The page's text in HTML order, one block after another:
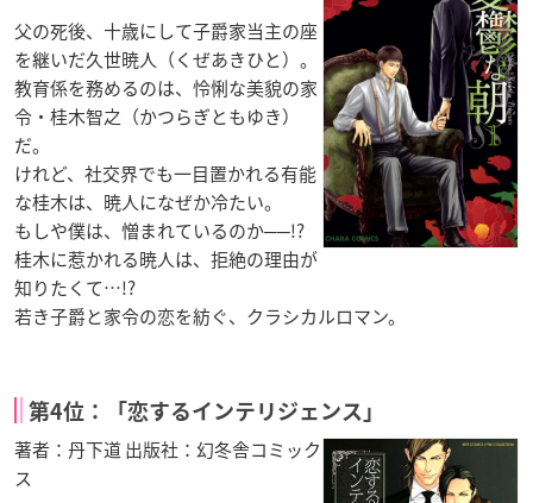
父の死後、十歳にして子爵家当主の座
を継いだ久世暁人（くぜあきひと）。
教育係を務めるのは、怜悧な美貌の家
令・桂木智之（かつらぎともゆき）
だ。
けれど、社交界でも一目置かれる有能
な桂木は、暁人になぜか冷たい。
もしや僕は、憎まれているのか──!?
桂木に惹かれる暁人は、拒絶の理由が
知りたくて…!?
若き子爵と家令の恋を紡ぐ、クラシカルロマン。
第4位：「恋するインテリジェンス」
著者：丹下道 出版社：幻冬舎コミック
ス